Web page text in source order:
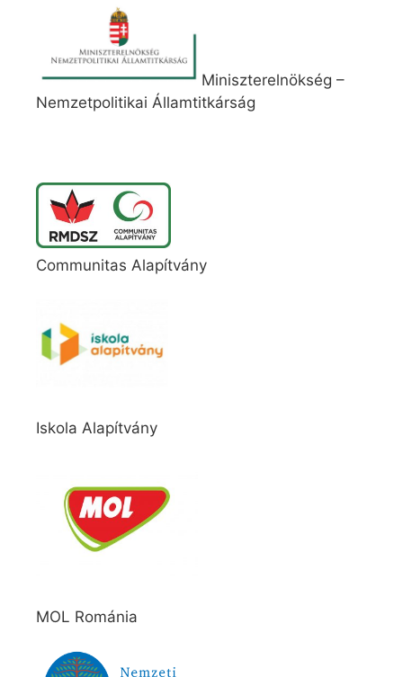
Miniszterelnökség –
Nemzetpolitikai Államtitkárság
Communitas Alapítvány
Iskola Alapítvány
MOL Románia